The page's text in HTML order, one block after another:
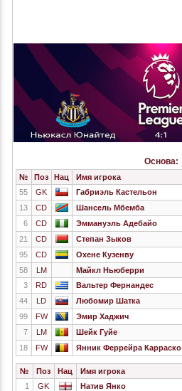
Основа:
№ Поз Нац Имя игрока
55
GK Габриэль Кастельон
13
CD Шансель Мбемба
6
CD Эммануэль Адебайо
21
CD Степан Зыков
95
CD Охене Кузенву
58
LM Майкл Ньюберри
3
RD Вальтер Фернандес
44
LD Любомир Шатка
99
FW Эмир Хаджич
7
LM Шейк Гуйе
18
FW Янник Феррейра Карраско
№ Поз Нац Имя игрока
1
GK Натив Янко